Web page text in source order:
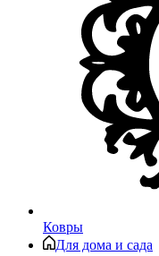
Ковры
Для дома и сада